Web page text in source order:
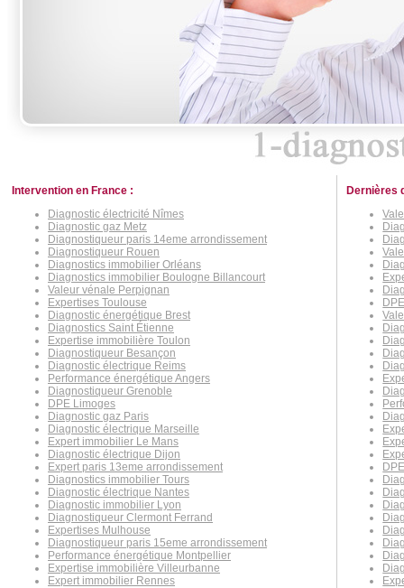
Intervention en France :
Diagnostic électricité Nîmes
Diagnostic gaz Metz
Diagnostiqueur paris 14eme arrondissement
Diagnostiqueur Rouen
Diagnostics immobilier Orléans
Diagnostics immobilier Boulogne Billancourt
Valeur vénale Perpignan
Expertises Toulouse
Diagnostic énergétique Brest
Diagnostics Saint Étienne
Expertise immobilière Toulon
Diagnostiqueur Besançon
Diagnostic électrique Reims
Performance énergétique Angers
Diagnostiqueur Grenoble
DPE Limoges
Diagnostic gaz Paris
Diagnostic électrique Marseille
Expert immobilier Le Mans
Diagnostic électrique Dijon
Expert paris 13eme arrondissement
Diagnostics immobilier Tours
Diagnostic électrique Nantes
Diagnostic immobilier Lyon
Diagnostiqueur Clermont Ferrand
Expertises Mulhouse
Diagnostiqueur paris 15eme arrondissement
Performance énergétique Montpellier
Expertise immobilière Villeurbanne
Expert immobilier Rennes
Dernières